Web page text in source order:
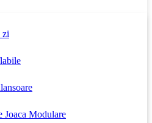
zi
Joaca Modulare